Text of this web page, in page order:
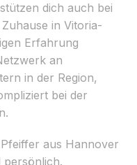
dich auch bei
in Vitoria-
Erfahrung
an
in der Region,
bei der
aus Hannover
persönlich.